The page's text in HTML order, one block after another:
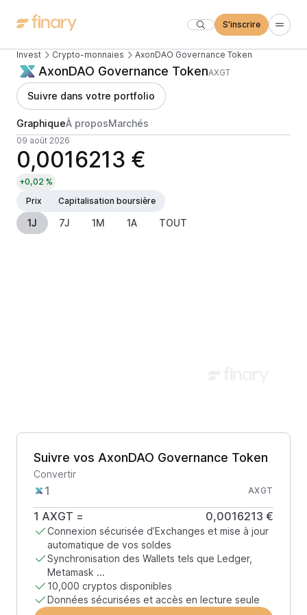
S'inscrire
Invest Crypto-monnaies AxonDAO Governance Token
AxonDAO Governance TokenAXGT
Suivre dans votre portfolio
GraphiqueÀ proposMarchés
09 août 2026
0,0016213 €
+0,02 %
Prix
Capitalisation boursière
1J 7J 1M 1A TOUT
Suivre vos AxonDAO Governance Token
Convertir
AXGT
1 AXGT = 0,0016213 €
Connexion sécurisée d’Exchanges et mise à jour
automatique de vos soldes
Synchronisation des Wallets tels que Ledger,
Metamask ...
10,000 cryptos disponibles
Données sécurisées et accès en lecture seule